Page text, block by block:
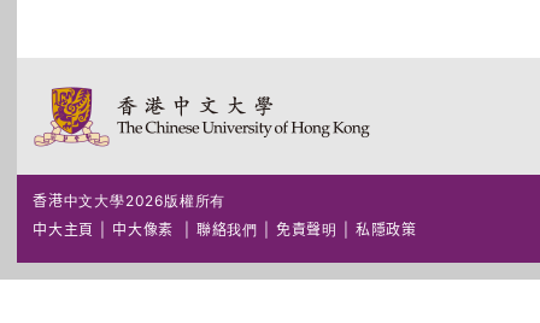
香港中文大學2026版權所有
中大主頁
中大像素 聯絡我們 免責聲明 私隱政策